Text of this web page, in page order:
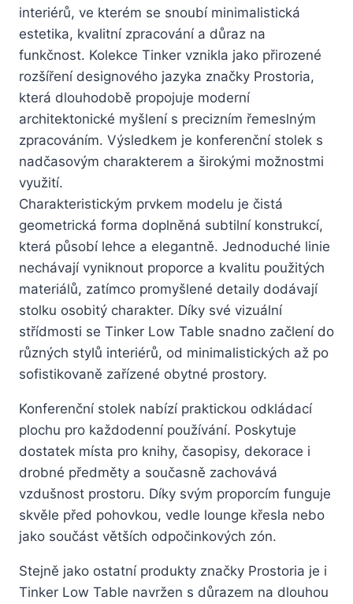
interiérů, ve kterém se snoubí minimalistická
estetika, kvalitní zpracování a důraz na
funkčnost. Kolekce Tinker vznikla jako přirozené
rozšíření designového jazyka značky Prostoria,
která dlouhodobě propojuje moderní
architektonické myšlení s precizním řemeslným
zpracováním. Výsledkem je konferenční stolek s
nadčasovým charakterem a širokými možnostmi
využití.
Charakteristickým prvkem modelu je čistá
geometrická forma doplněná subtilní konstrukcí,
která působí lehce a elegantně. Jednoduché linie
nechávají vyniknout proporce a kvalitu použitých
materiálů, zatímco promyšlené detaily dodávají
stolku osobitý charakter. Díky své vizuální
střídmosti se Tinker Low Table snadno začlení do
různých stylů interiérů, od minimalistických až po
sofistikovaně zařízené obytné prostory.
Konferenční stolek nabízí praktickou odkládací
plochu pro každodenní používání. Poskytuje
dostatek místa pro knihy, časopisy, dekorace i
drobné předměty a současně zachovává
vzdušnost prostoru. Díky svým proporcím funguje
skvěle před pohovkou, vedle lounge křesla nebo
jako součást větších odpočinkových zón.
Stejně jako ostatní produkty značky Prostoria je i
Tinker Low Table navržen s důrazem na dlouhou